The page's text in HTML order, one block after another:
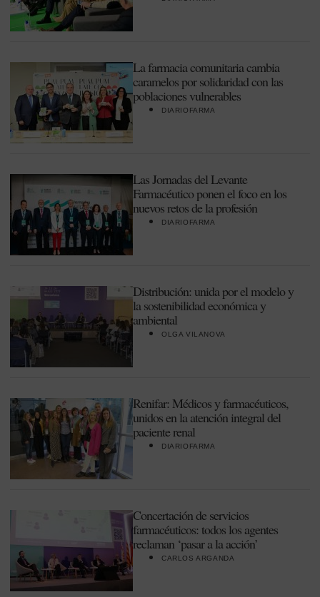
La farmacia comunitaria cambia
caramelos por solidaridad con las
poblaciones vulnerables
DIARIOFARMA
Las Jornadas del Levante
Farmacéutico ponen el foco en los
nuevos retos de la profesión
DIARIOFARMA
Distribución: unida por el modelo y
la sostenibilidad económica y
ambiental
OLGA VILANOVA
Renifar: Médicos y farmacéuticos,
unidos en la atención integral del
paciente renal
DIARIOFARMA
Concertación de servicios
farmacéuticos: todos los agentes
reclaman ‘pasar a la acción’
CARLOS ARGANDA